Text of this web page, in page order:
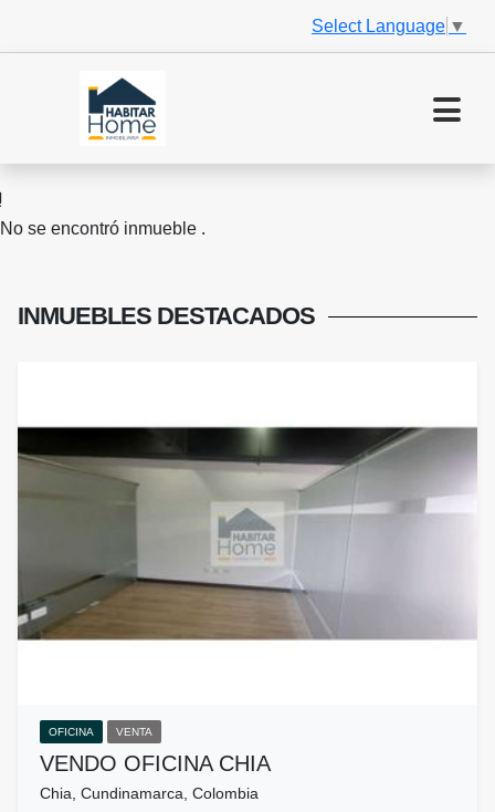
Select Language ▼
No se encontró inmueble .
INMUEBLES DESTACADOS
OFICINA VENTA
VENDO OFICINA CHIA
Chia, Cundinamarca, Colombia